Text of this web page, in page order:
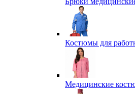
Костюмы для
Медицинские